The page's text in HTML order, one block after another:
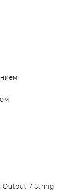
Output 7 String